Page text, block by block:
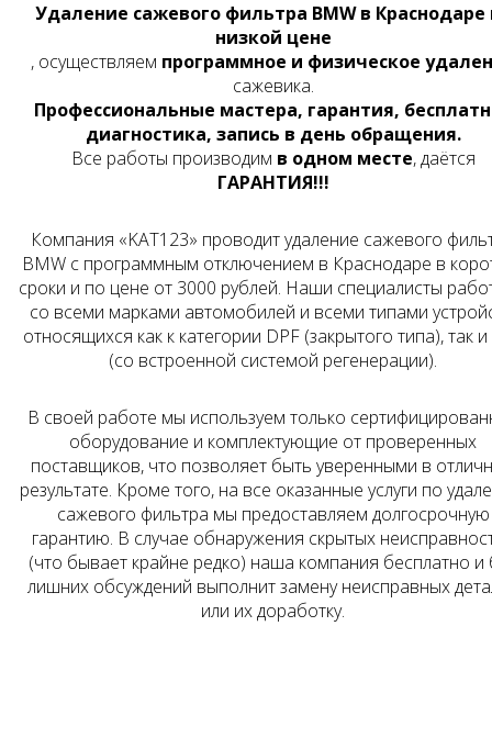
Удаление сажевого фильтра BMW в Краснодаре
низкой цене
, осуществляем программное и физическое
сажевика.
Профессиональные мастера, гарантия,
диагностика, запись в день обращения.
Все работы производим в одном месте, даётся
ГАРАНТИЯ!!!
Компания «KAT123» проводит удаление сажевого
BMW с программным отключением в Краснодаре в
сроки и по цене от 3000 рублей. Наши специалисты
со всеми марками автомобилей и всеми типами
относящихся как к категории DPF (закрытого типа), так и
(со встроенной системой регенерации).
В своей работе мы используем только
оборудование и комплектующие от проверенных
поставщиков, что позволяет быть уверенными в
результате. Кроме того, на все оказанные услуги по
сажевого фильтра мы предоставляем долгосрочную
гарантию. В случае обнаружения скрытых
(что бывает крайне редко) наша компания бесплатно и
лишних обсуждений выполнит замену неисправных
или их доработку.